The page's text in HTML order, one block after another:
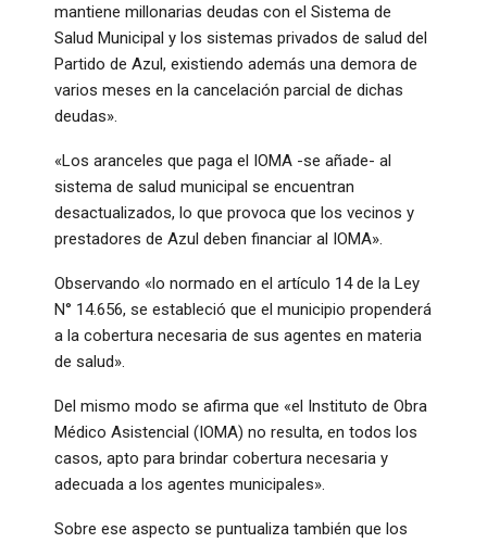
mantiene millonarias deudas con el Sistema de
Salud Municipal y los sistemas privados de salud del
Partido de Azul, existiendo además una demora de
varios meses en la cancelación parcial de dichas
deudas».
«Los aranceles que paga el IOMA -se añade- al
sistema de salud municipal se encuentran
desactualizados, lo que provoca que los vecinos y
prestadores de Azul deben financiar al IOMA».
Observando «lo normado en el artículo 14 de la Ley
N° 14.656, se estableció que el municipio propenderá
a la cobertura necesaria de sus agentes en materia
de salud».
Del mismo modo se afirma que «el Instituto de Obra
Médico Asistencial (IOMA) no resulta, en todos los
casos, apto para brindar cobertura necesaria y
adecuada a los agentes municipales».
Sobre ese aspecto se puntualiza también que los